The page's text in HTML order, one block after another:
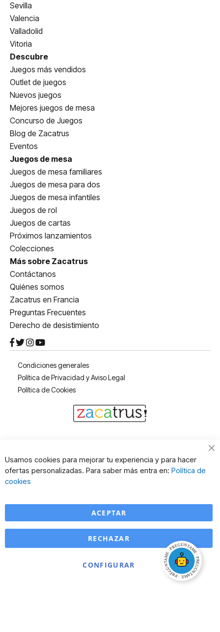
Sevilla
Valencia
Valladolid
Vitoria
Descubre
Juegos más vendidos
Outlet de juegos
Nuevos juegos
Mejores juegos de mesa
Concurso de Juegos
Blog de Zacatrus
Eventos
Juegos de mesa
Juegos de mesa familiares
Juegos de mesa para dos
Juegos de mesa infantiles
Juegos de rol
Juegos de cartas
Próximos lanzamientos
Colecciones
Más sobre Zacatrus
Contáctanos
Quiénes somos
Zacatrus en Francia
Preguntas Frecuentes
Derecho de desistimiento
Condiciones generales
Política de Privacidad y Aviso Legal
Política de Cookies
Usamos cookies para mejorar tu experiencia y para hacer
ofertas personalizadas. Para saber más entra en: Política de
cookies
ACEPTAR
CONFIGURAR
RECHAZAR